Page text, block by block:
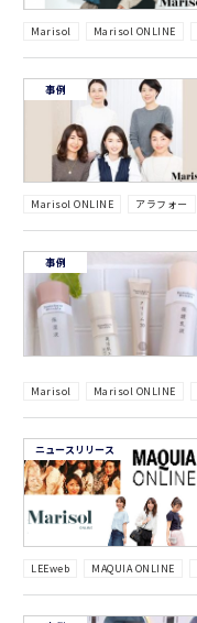
Marisol Marisol ONLINE
事例
Marisol ONLINE アラフォー
事例
Marisol Marisol ONLINE
ニュースリリース
LEEweb MAQUIA ONLINE